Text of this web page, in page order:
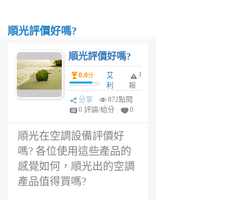
順光評價好嗎?
順光評價好嗎?
0.0分
艾
利
5
年
舉
報
分享
872點閱
0 評論/給分
0
順光在空調設備評價好
嗎? 各位使用這些產品的
感覺如何，順光出的空調
產品值得買嗎?